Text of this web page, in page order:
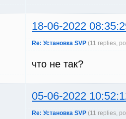
18-06-2022
Re: Установка SVP (11 replies,
что не так?
05-06-2022
Re: Установка SVP (11 replies,